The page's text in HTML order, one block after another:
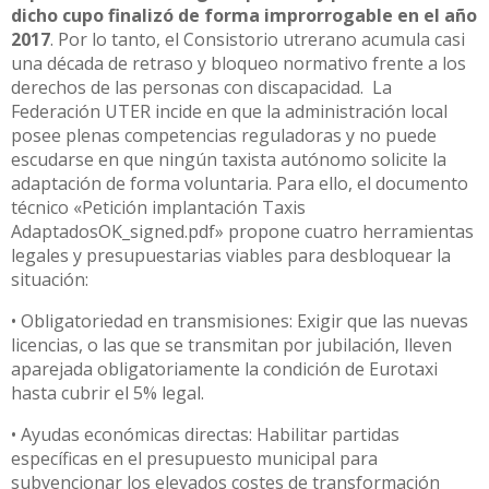
dicho cupo finalizó de forma improrrogable en el año
2017. Por lo tanto, el Consistorio utrerano acumula casi
una década de retraso y bloqueo normativo frente a los
derechos de las personas con discapacidad. La
Federación UTER incide en que la administración local
posee plenas competencias reguladoras y no puede
escudarse en que ningún taxista autónomo solicite la
adaptación de forma voluntaria. Para ello, el documento
técnico «Petición implantación Taxis
AdaptadosOK_signed.pdf» propone cuatro herramientas
legales y presupuestarias viables para desbloquear la
situación:
• Obligatoriedad en transmisiones: Exigir que las nuevas
licencias, o las que se transmitan por jubilación, lleven
aparejada obligatoriamente la condición de Eurotaxi
hasta cubrir el 5% legal.
• Ayudas económicas directas: Habilitar partidas
específicas en el presupuesto municipal para
subvencionar los elevados costes de transformación